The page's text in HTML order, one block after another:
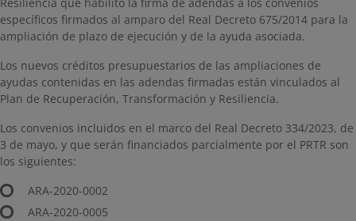
específicos firmados al amparo del Real Decreto 675/2014 para la
ampliación de plazo de ejecución y de la ayuda asociada.
Los nuevos créditos presupuestarios de las ampliaciones de
ayudas contenidas en las adendas firmadas están vinculados al
Plan de Recuperación, Transformación y Resiliencia.
Los convenios incluidos en el marco del Real Decreto 334/2023, de
3 de mayo, y que serán financiados parcialmente por el PRTR son
los siguientes:
​ARA-2020-0002​
ARA-2020-0005